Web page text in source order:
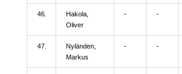
46.
Hakola,
Oliver
- -
47.
Nyländen,
Markus
- -